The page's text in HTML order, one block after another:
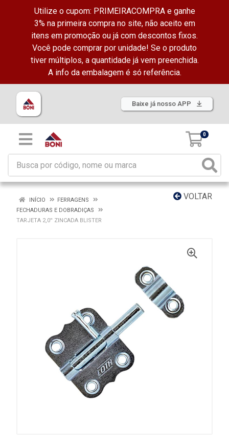
Utilize o cupom: PRIMEIRACOMPRA e ganhe
3% na primeira compra no site, não aceito em
itens em promoção ou já com descontos fixos.
Você pode comprar por unidade! Se o produto
tiver múltiplos, a quantidade já vem preenchida.
A info da embalagem é só referência.
Baixe já nosso APP
0
VOLTAR
INÍCIO
FERRAGENS
FECHADURAS E DOBRADIÇAS
TARJETA 2,0'' ZINCADA BLISTER